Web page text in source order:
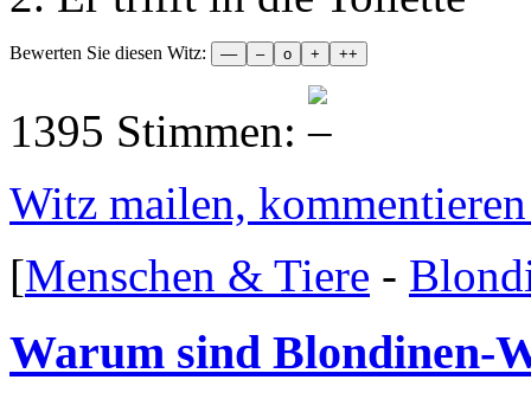
Bewerten Sie diesen Witz:
1395 Stimmen:
Witz mailen,
[Menschen & Tiere -
Warum sind Blondinen-